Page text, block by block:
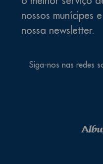
nossos munícipes
nossa newsletter.
Siga-nos nas redes